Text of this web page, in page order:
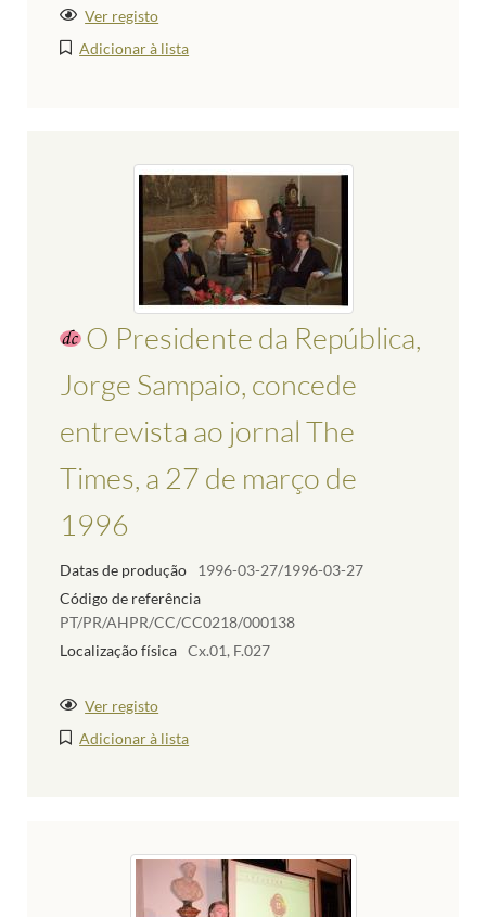
Ver registo
Adicionar à lista
O Presidente da República,
Jorge Sampaio, concede
entrevista ao jornal The
Times, a 27 de março de
1996
Datas de produção
1996-03-27/1996-03-27
Código de referência
PT/PR/AHPR/CC/CC0218/000138
Localização física Cx.01, F.027
Ver registo
Adicionar à lista